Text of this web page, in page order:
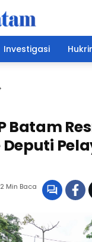
Investigasi
Batam
Deputi
2 Min Baca